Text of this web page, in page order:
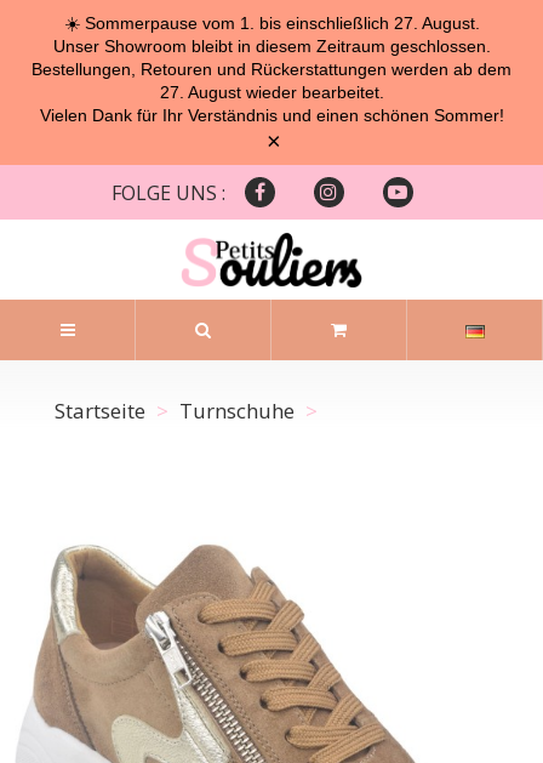
☀️ Sommerpause vom 1. bis einschließlich 27. August.
Unser Showroom bleibt in diesem Zeitraum geschlossen.
Bestellungen, Retouren und Rückerstattungen werden ab dem
27. August wieder bearbeitet.
Vielen Dank für Ihr Verständnis und einen schönen Sommer!
×
FOLGE UNS :
Startseite Turnschuhe